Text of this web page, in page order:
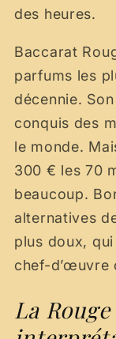
des heures.
Baccarat
parfums les
décennie.
conquis des
le monde.
300 € les 70
beaucoup.
alternatives
plus doux,
chef-d’œuvre
La